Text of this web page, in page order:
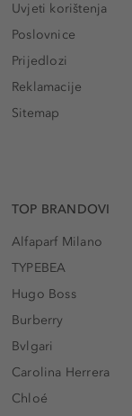
Uvjeti korištenja
Poslovnice
Prijedlozi
Reklamacije
Sitemap
TOP BRANDOVI
Alfaparf Milano
TYPEBEA
Hugo Boss
Burberry
Bvlgari
Carolina Herrera
Chloé